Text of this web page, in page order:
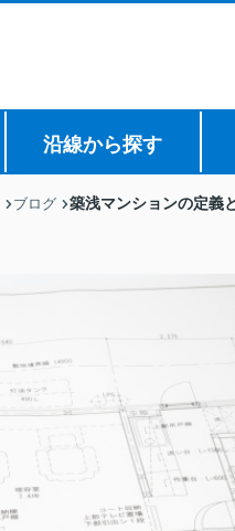
沿線から探す
ブログ 築浅マンションの定義